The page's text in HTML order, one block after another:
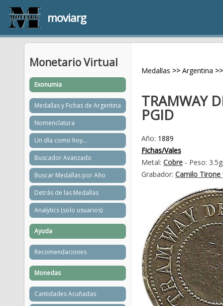
moviarg
Medallas >> Argentina >>
TRAMWAY
PGID
Año: 1889
Fichas/Vales
Metal: Cobre - Peso:
Grabador: Camilo Tirone
Monetario Virtual
Exonumia
Medallas y Fichas de Argentina
Nomenclatura
Un día como hoy...
Buscador Avanzado
Buscar Medallas por Año
Detrás de las Medallas
Analytics (solo usuarios)
Ayuda
Recomendaciones
Monedas
Cantidades Acuñadas